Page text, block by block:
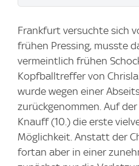
Frankfurt versuchte sich
frühen Pressing, musste
vermeintlich frühen
Kopfballtreffer von
wurde wegen einer
zurückgenommen. Auf
Knauff (10.) die erste
Möglichkeit. Anstatt der
fortan aber in einer